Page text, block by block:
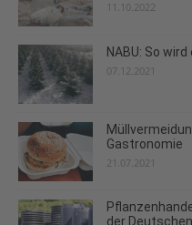
11.10.2022
NABU: So
07.12.2021
Gastronomie
21.07.2021
der